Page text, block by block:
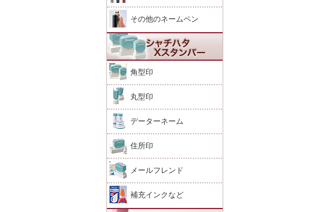
その他のネームペン
角型印
丸型印
データーネーム
住所印
メールフレンド
補充インクなど